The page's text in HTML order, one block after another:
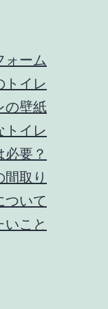
ォーム
トイレ
の壁紙
トイレ
要？
取り
ついて
こと